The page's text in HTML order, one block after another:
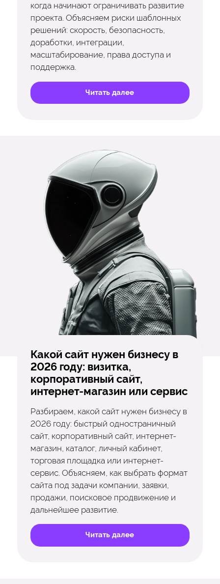
когда начинают ограничивать развитие
проекта. Объясняем риски шаблонных
решений: скорость, безопасность,
доработки, интеграции,
масштабирование, права доступа и
поддержка.
Читать далее
Какой сайт нужен бизнесу в
2026 году: визитка,
корпоративный сайт,
интернет-магазин или сервис
Разбираем, какой сайт нужен бизнесу в
2026 году: быстрый одностраничный
сайт, корпоративный сайт, интернет-
магазин, каталог, личный кабинет,
торговая площадка или интернет-
сервис. Объясняем, как выбрать формат
сайта под задачи компании, заявки,
продажи, поисковое продвижение и
дальнейшее развитие.
Читать далее